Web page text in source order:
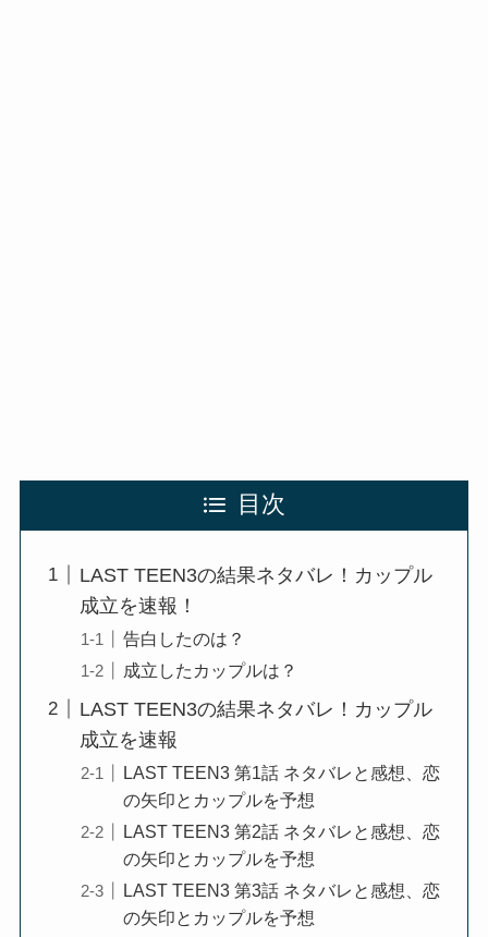
目次
LAST TEEN3の結果ネタバレ！カップル
成立を速報！
告白したのは？
成立したカップルは？
LAST TEEN3の結果ネタバレ！カップル
成立を速報
LAST TEEN3 第1話 ネタバレと感想、恋
の矢印とカップルを予想
LAST TEEN3 第2話 ネタバレと感想、恋
の矢印とカップルを予想
LAST TEEN3 第3話 ネタバレと感想、恋
の矢印とカップルを予想